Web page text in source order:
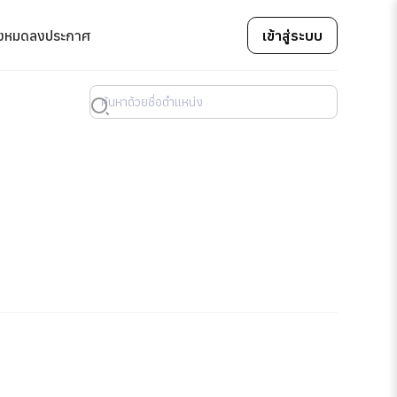
หมดลงประกาศ เข้าสู่ระบบ